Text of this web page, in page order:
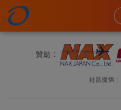
贊助：
社區提供：